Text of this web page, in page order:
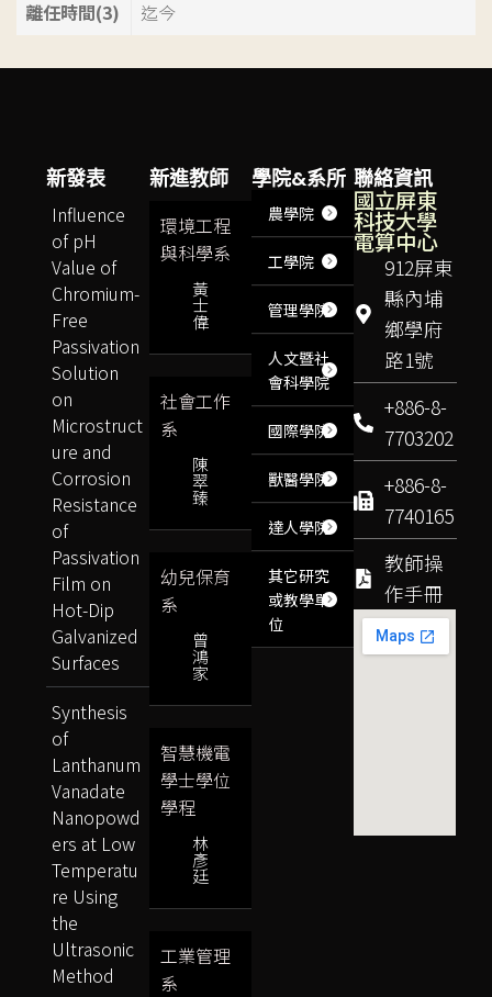
離任時間(3) 迄今
聯絡資訊
國立屏東
科技大學
電算中心
912屏東
縣內埔
鄉學府
路1號
+886-8-
7703202
+886-8-
7740165
教師操
作手冊
學院&系所
農學院
工學院
管理學院
人文暨社
會科學院
國際學院
獸醫學院
達人學院
其它研究
或教學單
位
新進教師
環境工程
與科學系
黃
士
偉
社會工作
系
陳
翠
臻
幼兒保育
系
曾
鴻
家
智慧機電
學士學位
學程
林
彥
廷
工業管理
系
新發表
Influence
of pH
Value of
Chromium-
Free
Passivation
Solution
on
Microstruct
ure and
Corrosion
Resistance
of
Passivation
Film on
Hot-Dip
Galvanized
Surfaces
Synthesis
of
Lanthanum
Vanadate
Nanopowd
ers at Low
Temperatu
re Using
the
Ultrasonic
Method